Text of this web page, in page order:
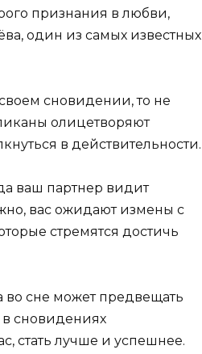
признания в любви,
один из самых известных
сновидении, то не
олицетворяют
в действительности.
ваш партнер видит
вас ожидают измены с
стремятся достичь
во сне может предвещать
сновидениях
стать лучше и успешнее.